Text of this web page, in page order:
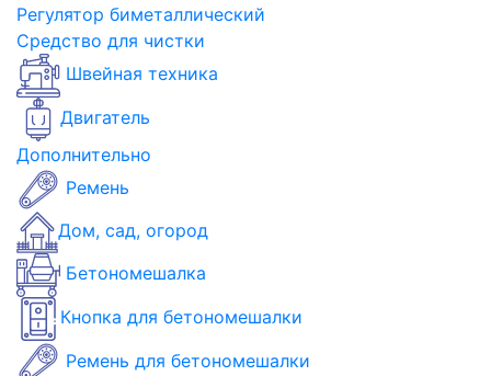
Регулятор биметаллический
Средство для чистки
Швейная техника
Двигатель
Дополнительно
Ремень
Дом, сад, огород
Бетономешалка
Кнопка для бетономешалки
Ремень для бетономешалки